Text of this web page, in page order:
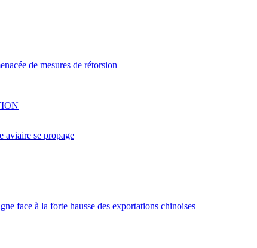
de mesures de rétorsion
aviaire se propage
face à la forte hausse des exportations chinoises